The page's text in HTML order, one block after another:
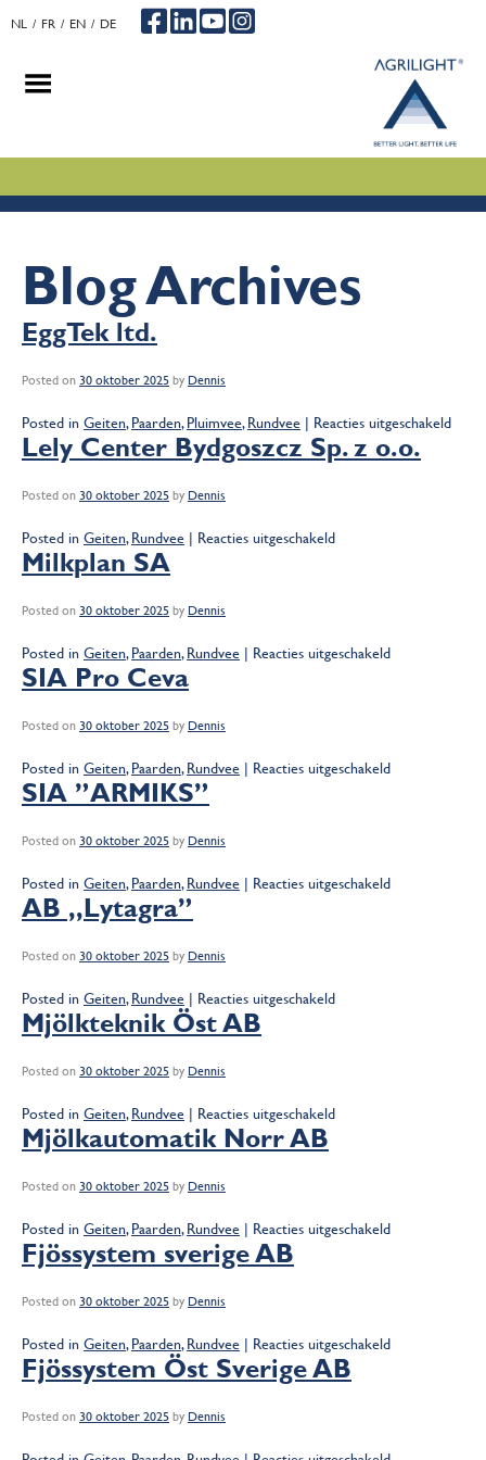
NL FR EN DE
Blog Archives
EggTek ltd.
Posted on 30 oktober 2025 by Dennis
Posted in Geiten,Paarden,Pluimvee,Rundvee | Reacties uitgeschakeldvoor
Lely Center Bydgoszcz Sp. z o.o.
Posted on 30 oktober 2025 by Dennis
Posted in Geiten,Rundvee | Reacties uitgeschakeldvoor
o.o.
Milkplan SA
Posted on 30 oktober 2025 by Dennis
Posted in Geiten,Paarden,Rundvee | Reacties uitgeschakeldvoor
SIA Pro Ceva
Posted on 30 oktober 2025 by Dennis
Posted in Geiten,Paarden,Rundvee | Reacties uitgeschakeldvoor
SIA ”ARMIKS”
Posted on 30 oktober 2025 by Dennis
Posted in Geiten,Paarden,Rundvee | Reacties uitgeschakeldvoor
AB ,,Lytagra”
Posted on 30 oktober 2025 by Dennis
Posted in Geiten,Rundvee | Reacties uitgeschakeldvoor
Mjölkteknik Öst AB
Posted on 30 oktober 2025 by Dennis
Posted in Geiten,Rundvee | Reacties uitgeschakeldvoor
Mjölkautomatik Norr AB
Posted on 30 oktober 2025 by Dennis
Posted in Geiten,Paarden,Rundvee | Reacties uitgeschakeldvoor
Fjössystem sverige AB
Posted on 30 oktober 2025 by Dennis
Posted in Geiten,Paarden,Rundvee | Reacties uitgeschakeldvoor
Fjössystem Öst Sverige AB
Posted on 30 oktober 2025 by Dennis